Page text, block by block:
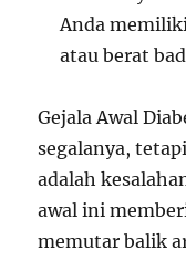
Anda
atau berat
Gejala Awal
segalanya,
adalah
awal ini
memutar balik